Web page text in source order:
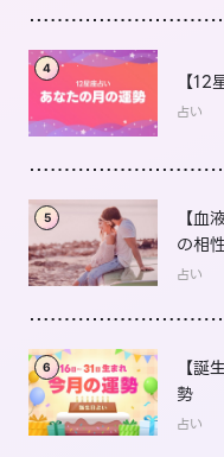
4
【
占い
5
【
の相
占い
6
【
勢
占い